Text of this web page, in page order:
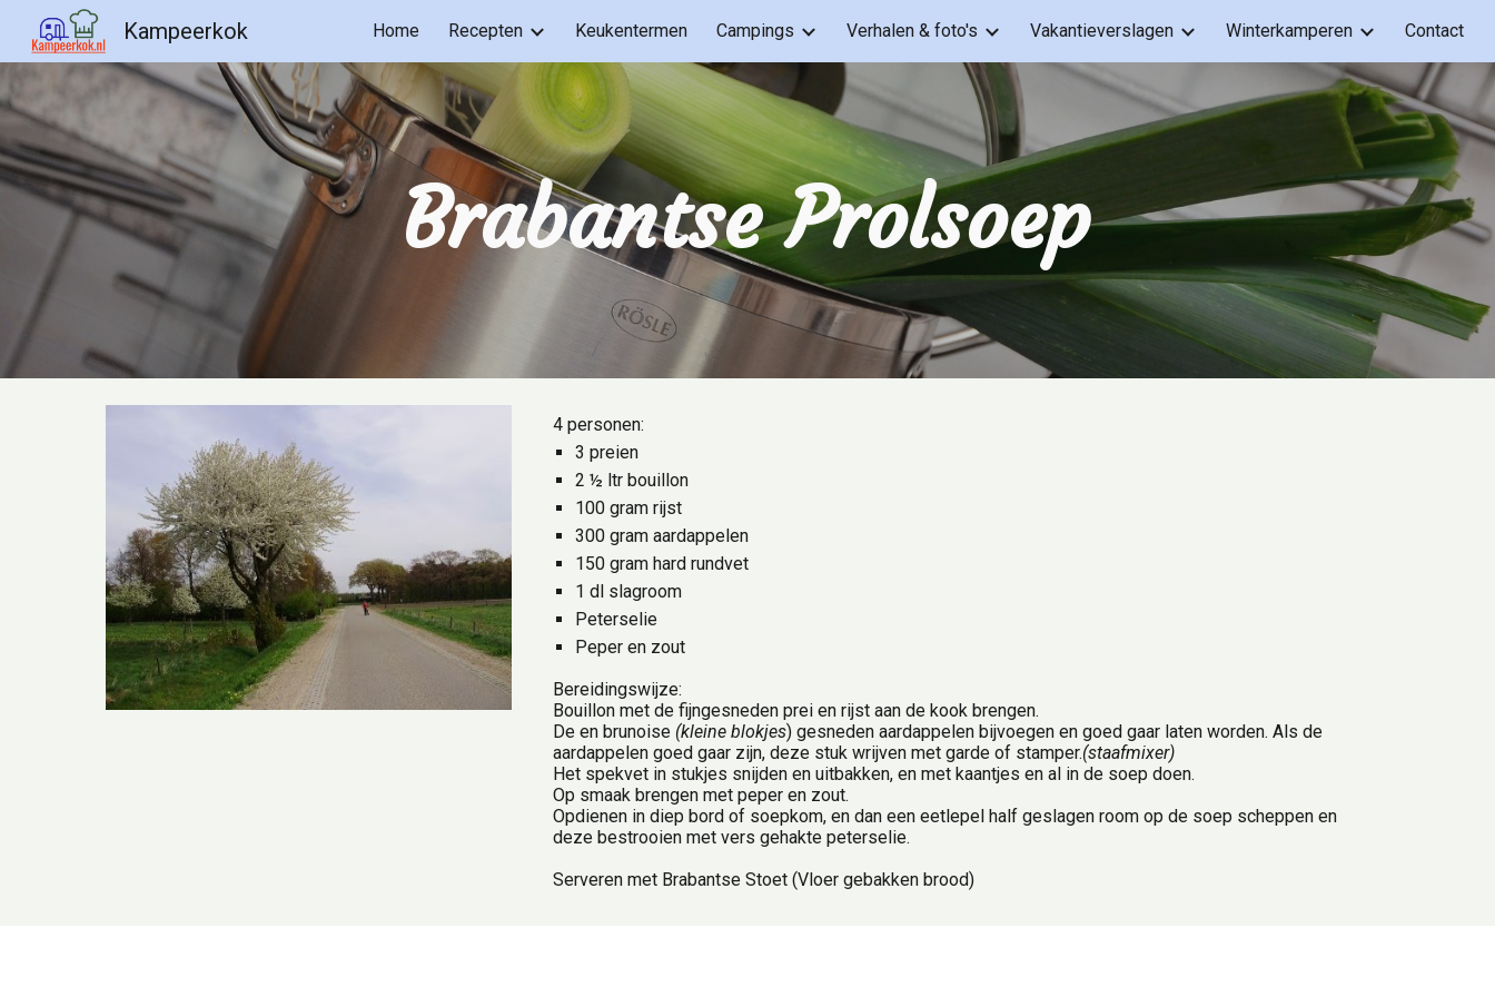
Skip to main content Skip to navigation
Kampeerkok Home Recepten Keukentermen Campings Verhalen & foto's Vakantieverslagen Winterkamperen Contact
Brabantse Prolsoep
4 personen:
3 preien
2 ½ ltr bouillon
100 gram rijst
300 gram aardappelen
150 gram hard rundvet
1 dl slagroom
Peterselie
Peper en zout
Bereidingswijze:
Bouillon met de fijngesneden prei en rijst aan de kook brengen.
De en brunoise (kleine blokjes) gesneden aardappelen bijvoegen en goed gaar laten worden. Als de
aardappelen goed gaar zijn, deze stuk wrijven met garde of stamper.(staafmixer)
Het spekvet in stukjes snijden en uitbakken, en met kaantjes en al in de soep doen.
Op smaak brengen met peper en zout.
Opdienen in diep bord of soepkom, en dan een eetlepel half geslagen room op de soep scheppen en
deze bestrooien met vers gehakte peterselie.
Serveren met Brabantse Stoet (Vloer gebakken brood)